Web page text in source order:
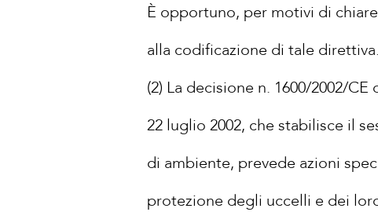
È opportuno, per motivi di
alla codificazione di tale direttiva.
(2) La decisione n. 1600/2002/
22 luglio 2002, che stabilisce il
di ambiente, prevede azioni
protezione degli uccelli e dei